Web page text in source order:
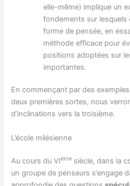
elle-même) implique un
fondements sur lesquels
forme de pensée, en
méthode efficace pour
positions adoptées sur
importantes.
En commençant par des
deux premières sortes, nous
d’inclinations vers la troisième.
L’école milésienne
Au cours du VIème siècle, dans la
un groupe de penseurs s’engage